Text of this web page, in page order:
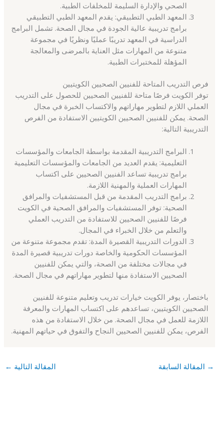
الصحي والإدارة السليمة للمخلفات الطبية.
المعهد الطبي التطبيقي: يقدم المعهد الطبي التطبيقي
برامج تدريبية عالية الجودة في مجال الصحة. تشمل البرامج
الدراسية في المعهد تدريبًا عمليًا ونظريًا في مجموعة
متنوعة من المهارات مثل العناية بالمرضى والمعالجة
المؤهلة للمختبرات الطبية.
فرص التدريب المتاحة للفنيين الصحيين الكويتيين
توفر الكويت فرصًا متاحة للفنيين الصحيين للحصول على التدريب
العملي اللازم لتطوير مهاراتهم والاكتساب الخبرة في مجال
الصحة. يمكن للفنيين الصحيين الكويتيين الاستفادة من الفرص
التدريبية التالية:
البرامج التدريبية المقدمة بواسطة الجامعات والمؤسسات
التعليمية: يقدم العديد من الجامعات والمؤسسات التعليمية
برامج تدريبية تساعد الفنيين الصحيين على اكتساب
المهارات العملية والمهنية اللازمة.
برامج التدريب المقدمة من قبل المستشفيات والمرافق
الصحية: توفر المستشفيات والمرافق الصحية في الكويت
فرصًا للفنيين الصحيين للاستفادة من التدريب العملي
والتعلم من خلال الخبراء في المجال.
الدورات التدريبية القصيرة المدة: تقدم مجموعة متنوعة من
المؤسسات الحكومية والخاصة دورات تدريبية قصيرة المدة
في مجالات مختلفة من الصحة، والتي يمكن للفنيين
الصحيين الاستفادة منها لتطوير مهاراتهم في مجال الصحة.
باختصار، يوفر الكويت خيارات تدريب وتعليم متنوعة للفنيين
الصحيين الكويتيين، تساعدهم على اكتساب المهارات والمعرفة
اللازمة للعمل في مجال الصحة. من خلال الاستفادة من هذه
الفرص، يمكن للفنيين الصحيين النجاح والتفوق في حياتهم المهنية.
→ المقالة السابقة المقالة التالية ←